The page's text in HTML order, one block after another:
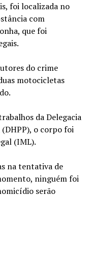
foi localizada no
com
que foi
do crime
motocicletas
da Delegacia
(DHPP), o corpo foi
(IML).
na tentativa de
ninguém foi
serão